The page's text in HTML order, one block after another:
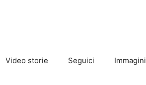
Video storie Seguici Immagini